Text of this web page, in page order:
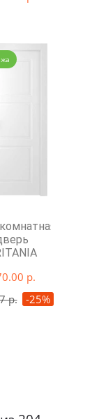
р.
р.
-25%